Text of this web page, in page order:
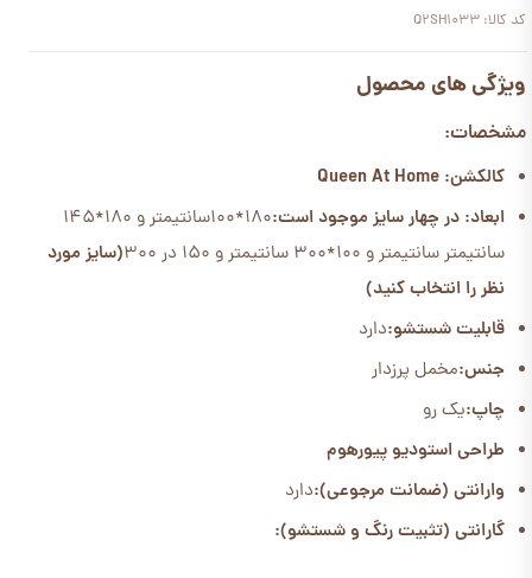
کد کالا: Q2SH1033
ویژگی های محصول
مشخصات:
کالکشن: Queen At Home
ابعاد: در چهار سایز موجود است:
180*100سانتیمتر و 180*145
سانتیمتر سانتیمتر و 100*300 سانتیمتر و 150 در 300
(سایز مورد
نظر را انتخاب کنید)
قابلیت شستشو:دارد
جنس:مخمل پرزدار
چاپ:یک رو
طراحی استودیو پیورهوم
وارانتی (ضمانت مرجوعی):دارد
گارانتی (تثبیت رنگ و شستشو):